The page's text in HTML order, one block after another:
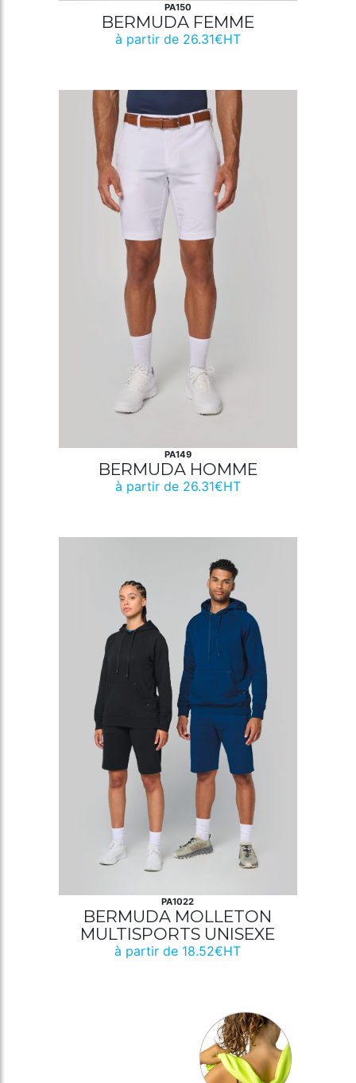
PA150
BERMUDA FEMME
à partir de 26.31€HT
PA149
BERMUDA HOMME
à partir de 26.31€HT
PA1022
BERMUDA MOLLETON
MULTISPORTS UNISEXE
à partir de 18.52€HT